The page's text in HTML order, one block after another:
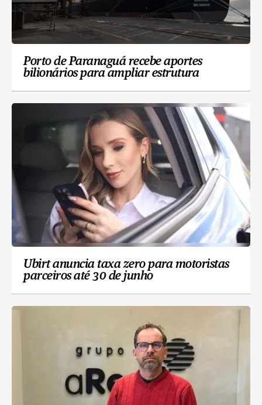
Porto de Paranaguá recebe aportes
bilionários para ampliar estrutura
Ubirt anuncia taxa zero para motoristas
parceiros até 30 de junho